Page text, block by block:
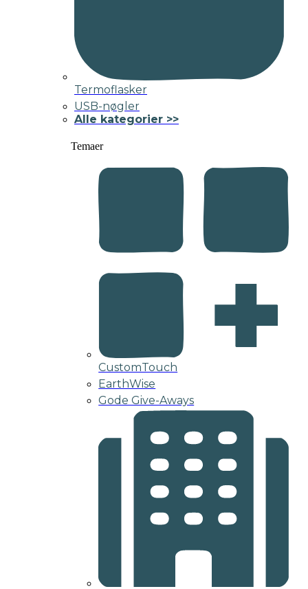
Termoflasker
USB-nøgler
Alle kategorier >>
Temaer
CustomTouch
EarthWise
Gode Give-Aways